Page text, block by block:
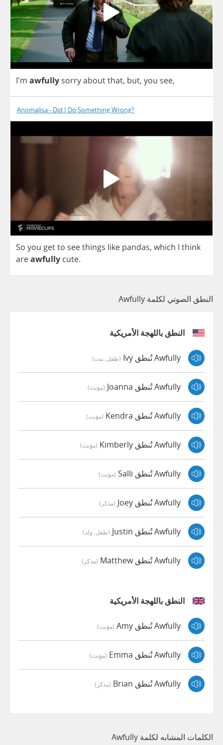
I'm awfully sorryaboutthat, but, you see,
Anomalisa - Did I Do Something Wrong?
So you getto seethings like pandas, which I think
areawfully cute.
النطق الصوتي لكلمة Awfully
النطق باللهجة الأمريكية
Awfully تُنطق Ivy (طفل, بنت)
Awfully تُنطق Joanna (مؤنث)
Awfully تُنطق Kendra (مؤنث)
Awfully تُنطق Kimberly (مؤنث)
Awfully تُنطق Salli (مؤنث)
Awfully تُنطق Joey (مذكر)
Awfully تُنطق Justin (طفل, ولد)
Awfully تُنطق Matthew (مذكر)
النطق باللهجة الأمريكية
Awfully تُنطق Amy (مؤنث)
Awfully تُنطق Emma (مؤنث)
Awfully تُنطق Brian (مذكر)
الكلمات المشابه لكلمة Awfully